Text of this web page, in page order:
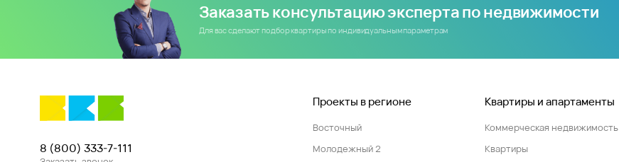
Заказать консультацию эксперта по недвижимости
Для вас сделают подбор квартиры по индивидуальным параметрам
8 (800) 333-7-111
Проекты в регионе
Восточный
Молодежный 2
Квартиры и апартаменты
Коммерческая недвижимость
Квартиры